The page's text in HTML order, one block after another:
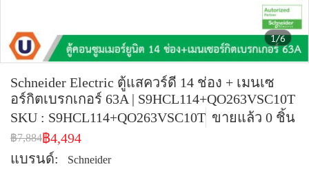
1/6
Schneider Electric ตู้แสควร์ดี 14 ช่อง + เมนเซ
อร์กิตเบรกเกอร์ 63A | S9HCL114+QO263VSC10T
SKU : S9HCL114+QO263VSC10T ขายแล้ว 0 ชิ้น
฿7,884฿4,494
แบรนด์:
Schneider